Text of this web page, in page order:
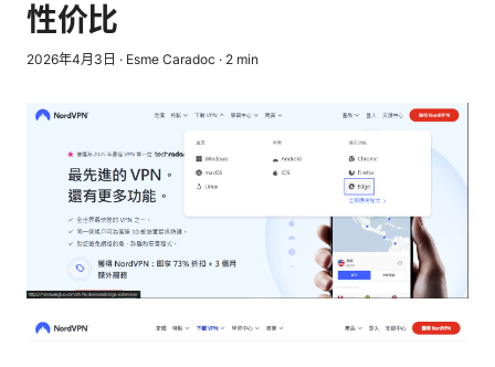
性价比
2026年4月3日 · Esme Caradoc · 2 min